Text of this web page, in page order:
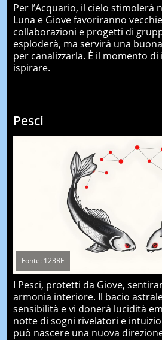
Per l’Acquario, il cielo stimolerà
Luna e Giove favoriranno
collaborazioni e progetti di
esploderà, ma servirà una
per canalizzarla. È il momento
ispirare.
Pesci
Fonte: 123RF
I Pesci, protetti da Giove,
armonia interiore. Il bacio
sensibilità e vi donerà lucidità
notte di sogni rivelatori e
può nascere una nuova